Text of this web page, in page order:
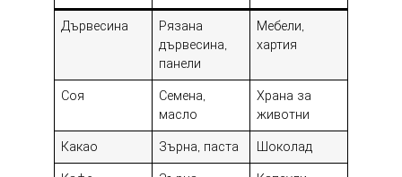
Дървесина
Рязана
дървесина,
панели
Мебели,
хартия
Соя
Семена,
масло
Храна за
животни
Какао Зърна, паста Шоколад